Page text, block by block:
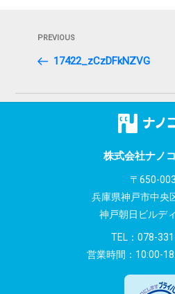
ビ
Previous
Post
PREVIOUS
17422_zCzDFkNZVG
株式会社ナノ
〒650-
兵庫県神戸市中央
神戸朝日ビルデ
TEL： 078-
営業時間：10:00-